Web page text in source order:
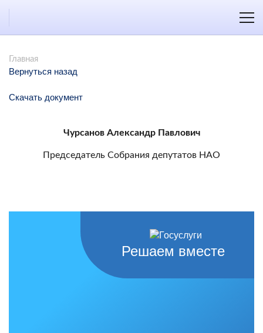
Главная
Вернуться назад
Скачать документ
Чурсанов Александр Павлович
Председатель Собрания депутатов НАО
Решаем вместе